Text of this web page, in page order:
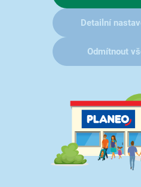
Detailní
Odmítnout
zvuk pro vaše
JVC CS-J620X nabízí
vyvážené podání basů,
materiálu Mica poskytuje
designu
s výškovým
všech frekvencích.Hybridní
životnost i při vyšší hlasitosti.